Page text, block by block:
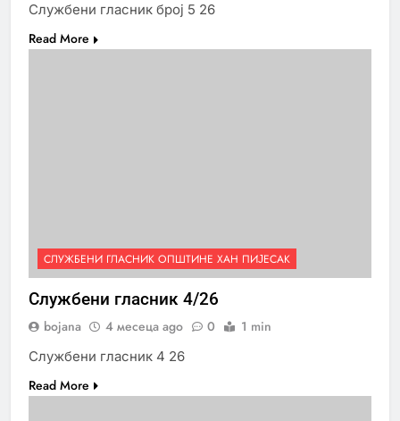
Службени гласник број 5 26
Read More
СЛУЖБЕНИ ГЛАСНИК ОПШТИНЕ ХАН ПИЈЕСАК
Службени гласник 4/26
bojana 4 месеца ago 0 1 min
Службени гласник 4 26
Read More